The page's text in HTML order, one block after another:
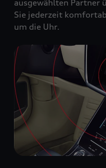
ausgewählten Partner
Sie jederzeit
um die Uhr.